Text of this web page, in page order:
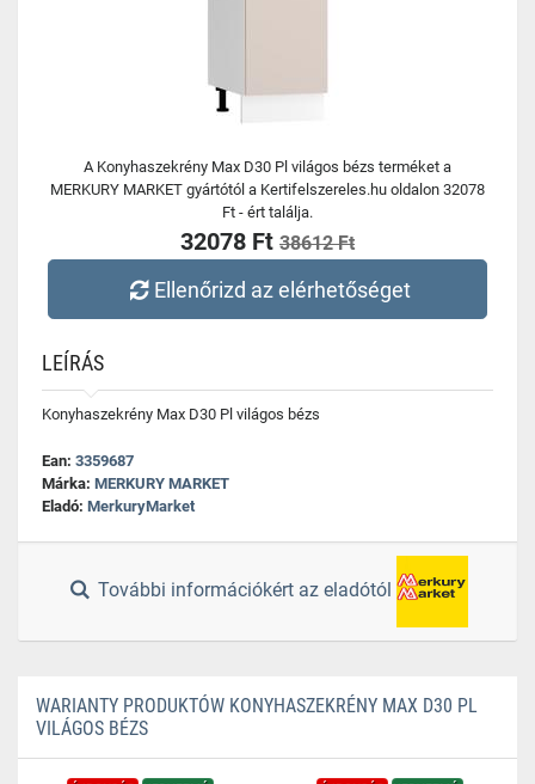
A Konyhaszekrény Max D30 Pl világos bézs terméket a
MERKURY MARKET gyártótól a Kertifelszereles.hu oldalon 32078
Ft - ért találja.
32078 Ft 38612 Ft
Ellenőrizd az elérhetőséget
LEÍRÁS
Konyhaszekrény Max D30 Pl világos bézs
Ean: 3359687
Márka: MERKURY MARKET
Eladó: MerkuryMarket
További információkért az eladótól
WARIANTY PRODUKTÓW KONYHASZEKRÉNY MAX D30 PL
VILÁGOS BÉZS